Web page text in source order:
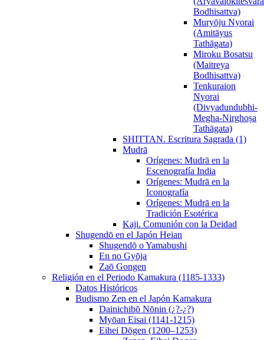
Bodhisattva)
Muryōju Nyorai
(Amitāyus
Tathāgata)
Miroku Bosatsu
(Maitreya
Bodhisattva)
Tenkuraion
Nyorai
(Divyadundubhi-
Megha-Nirghoṣa
Tathāgata)
SHITTAN. Escritura Sagrada (1)
Mudrā
Orígenes: Mudrā en la
Escenografía India
Orígenes: Mudrā en la
Iconografía
Orígenes: Mudrā en la
Tradición Esotérica
Kaji. Comunión con la Deidad
Shugendō en el Japón Heian
Shugendō o Yamabushi
En no Gyōja
Zaō Gongen
Religión en el Periodo Kamakura (1185-1333)
Datos Históricos
Budismo Zen en el Japón Kamakura
Dainichibō Nōnin (¿?-¿?)
Myōan Eisai (1141-1215)
Eihei Dōgen (1200–1253)